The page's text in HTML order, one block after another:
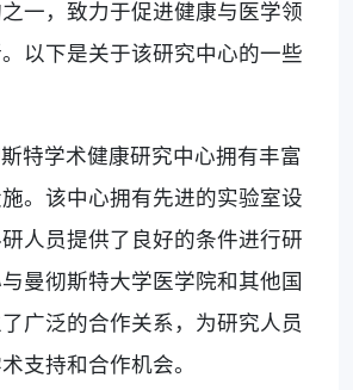
一，致力于促进健康与医学领
以下是关于该研究中心的一些
特学术健康研究中心拥有丰富
。该中心拥有先进的实验室设
人员提供了良好的条件进行研
曼彻斯特大学医学院和其他国
广泛的合作关系，为研究人员
支持和合作机会。